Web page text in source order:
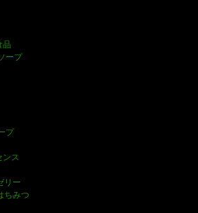
品
ープ
プ
ス
リー
ちみつ